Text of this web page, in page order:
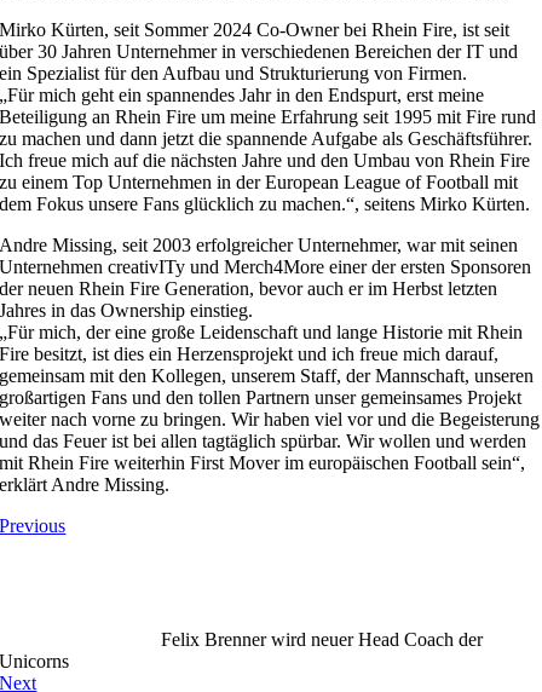
Mirko Kürten, seit Sommer 2024 Co-Owner bei Rhein Fire, ist seit
über 30 Jahren Unternehmer in verschiedenen Bereichen der IT und
ein Spezialist für den Aufbau und Strukturierung von Firmen.
„Für mich geht ein spannendes Jahr in den Endspurt, erst meine
Beteiligung an Rhein Fire um meine Erfahrung seit 1995 mit Fire rund
zu machen und dann jetzt die spannende Aufgabe als Geschäftsführer.
Ich freue mich auf die nächsten Jahre und den Umbau von Rhein Fire
zu einem Top Unternehmen in der European League of Football mit
dem Fokus unsere Fans glücklich zu machen.“, seitens Mirko Kürten.
Andre Missing, seit 2003 erfolgreicher Unternehmer, war mit seinen
Unternehmen creativITy und Merch4More einer der ersten Sponsoren
der neuen Rhein Fire Generation, bevor auch er im Herbst letzten
Jahres in das Ownership einstieg.
„Für mich, der eine große Leidenschaft und lange Historie mit Rhein
Fire besitzt, ist dies ein Herzensprojekt und ich freue mich darauf,
gemeinsam mit den Kollegen, unserem Staff, der Mannschaft, unseren
großartigen Fans und den tollen Partnern unser gemeinsames Projekt
weiter nach vorne zu bringen. Wir haben viel vor und die Begeisterung
und das Feuer ist bei allen tagtäglich spürbar. Wir wollen und werden
mit Rhein Fire weiterhin First Mover im europäischen Football sein“,
erklärt Andre Missing.
Previous
Felix Brenner wird neuer Head Coach der
Unicorns
Next